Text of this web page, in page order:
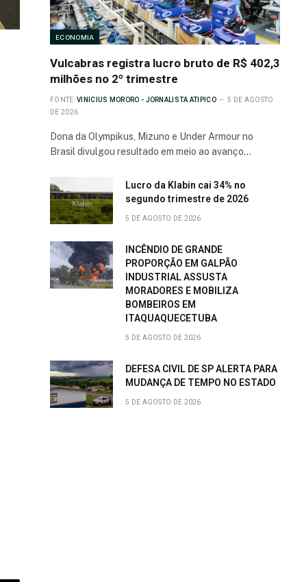
ECONOMIA
Vulcabras registra lucro bruto de R$ 402,3
milhões no 2º trimestre
FONTE: VINICIUS MORORO - JORNALISTA ATIPICO
5 DE AGOSTO
DE 2026
Dona da Olympikus, Mizuno e Under Armour no
Brasil divulgou resultado em meio ao avanço…
Lucro da Klabin cai 34% no
segundo trimestre de 2026
5 DE AGOSTO DE 2026
INCÊNDIO DE GRANDE
PROPORÇÃO EM GALPÃO
INDUSTRIAL ASSUSTA
MORADORES E MOBILIZA
BOMBEIROS EM
ITAQUAQUECETUBA
5 DE AGOSTO DE 2026
DEFESA CIVIL DE SP ALERTA PARA
MUDANÇA DE TEMPO NO ESTADO
5 DE AGOSTO DE 2026